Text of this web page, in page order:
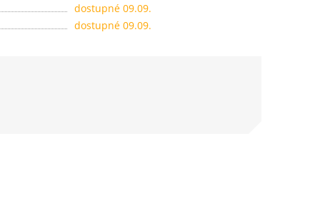
dostupné 09.09.
dostupné 09.09.